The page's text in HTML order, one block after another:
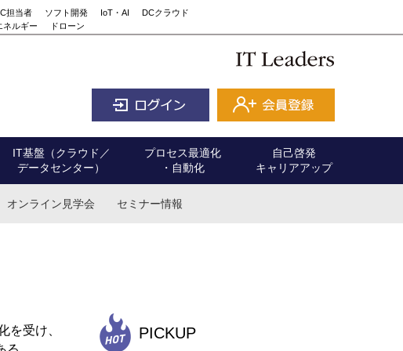
担当者 ソフト開発 IoT・AI
DCクラウド
ネルギー ドローン
IT基盤（クラウド／
データセンター）
プロセス最適化
・自動化
自己啓発
キャリアアップ
オンライン見学会 セミナー情報
を受け、
PICKUP